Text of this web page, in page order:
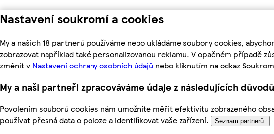
Nastavení soukromí a cookies
My a našich 18 partnerů používáme nebo ukládáme soubory cookies,
zobrazovat například také personalizovanou reklamu. V opačném případě
změnit v Nastavení ochrany osobních údajů nebo kliknutím na odkaz
My a naši partneři zpracováváme údaje z následujících důvodů
Povolením souborů cookies nám umožníte měřit efektivitu zobrazeného
používat přesná data o poloze a identifikovat vaše zařízení.
Seznam partnerů.